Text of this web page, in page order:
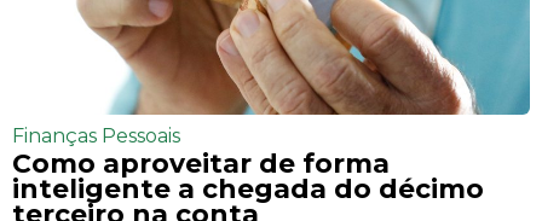
Finanças Pessoais
Como aproveitar de forma
inteligente a chegada do décimo
terceiro na conta